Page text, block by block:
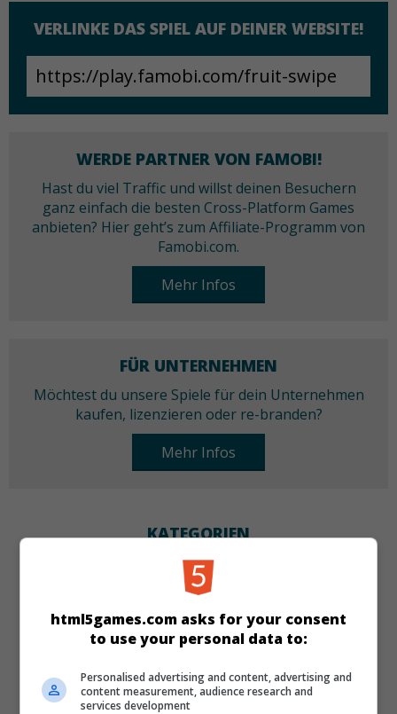
VERLINKE DAS SPIEL AUF DEINER WEBSITE!
WERDE PARTNER VON FAMOBI!
Hast du viel Traffic und willst deinen Besuchern
ganz einfach die besten Cross-Platform Games
anbieten? Hier geht’s zum Affiliate-Programm von
Famobi.com.
Mehr Infos
FÜR UNTERNEHMEN
Möchtest du unsere Spiele für dein Unternehmen
kaufen, lizenzieren oder re-branden?
Mehr Infos
KATEGORIEN
Match 3
SPRACHEN
de tr en
html5games.com asks for your consent
to use your personal data to:
Personalised advertising and content, advertising and
content measurement, audience research and
services development